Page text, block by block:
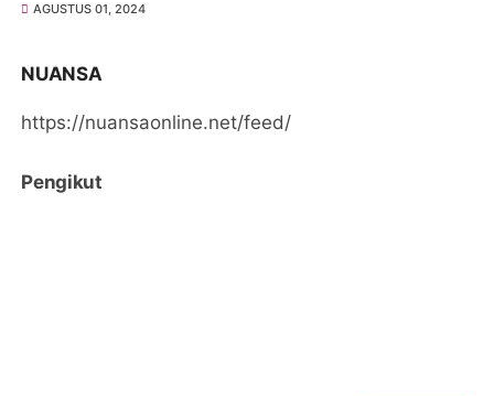
AGUSTUS 01, 2024
NUANSA
https://nuansaonline.net/feed/
Pengikut